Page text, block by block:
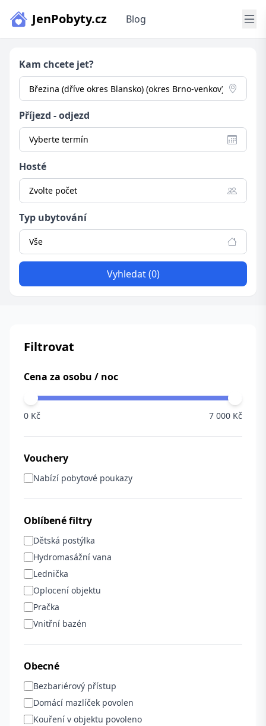
JenPobyty.cz Blog
Kam chcete jet?
Příjezd - odjezd
Vyberte termín
Hosté
Zvolte počet
Typ ubytování
Vše
Vyhledat (0)
Filtrovat
Cena za osobu / noc
0 Kč 7 000 Kč
Vouchery
Nabízí pobytové poukazy
Oblíbené filtry
Dětská postýlka
Hydromasážní vana
Lednička
Oplocení objektu
Pračka
Vnitřní bazén
Obecné
Bezbariérový přístup
Domácí mazlíček povolen
Kouření v objektu povoleno